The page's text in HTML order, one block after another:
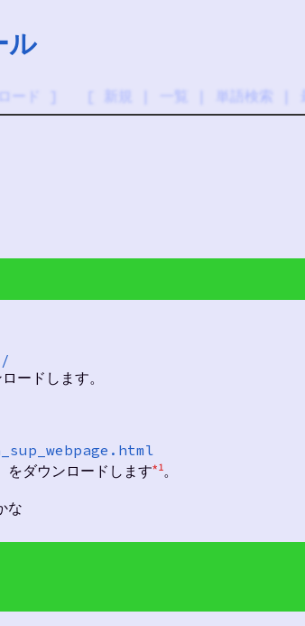
ル
ード 単語検索
ードします。
ダウンロードします*1。
な